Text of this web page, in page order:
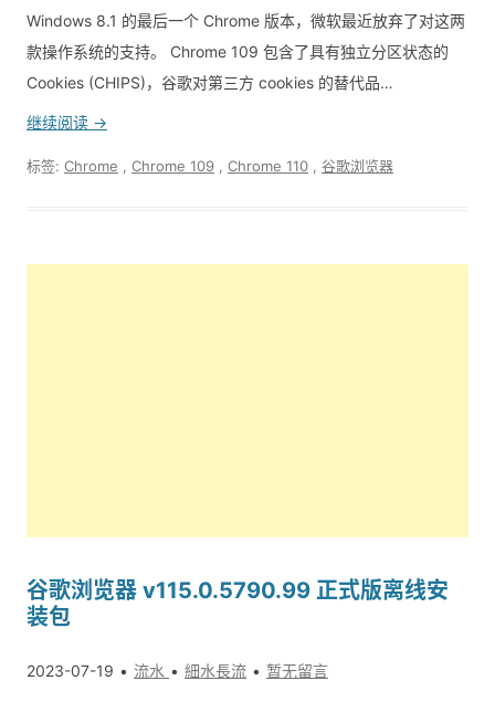
Windows 8.1 的最后一个 Chrome 版本，微软最近放弃了对这两
款操作系统的支持。 Chrome 109 包含了具有独立分区状态的
Cookies (CHIPS)，谷歌对第三方 cookies 的替代品…
继续阅读 →
标签: Chrome Chrome 109 Chrome 110 谷歌浏览器
谷歌浏览器 v115.0.5790.99 正式版离线安
装包
2023-07-19 流水 細水長流 暂无留言